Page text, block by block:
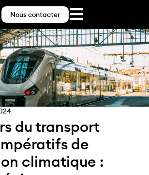
Nous contacter
du transport
de
climatique :